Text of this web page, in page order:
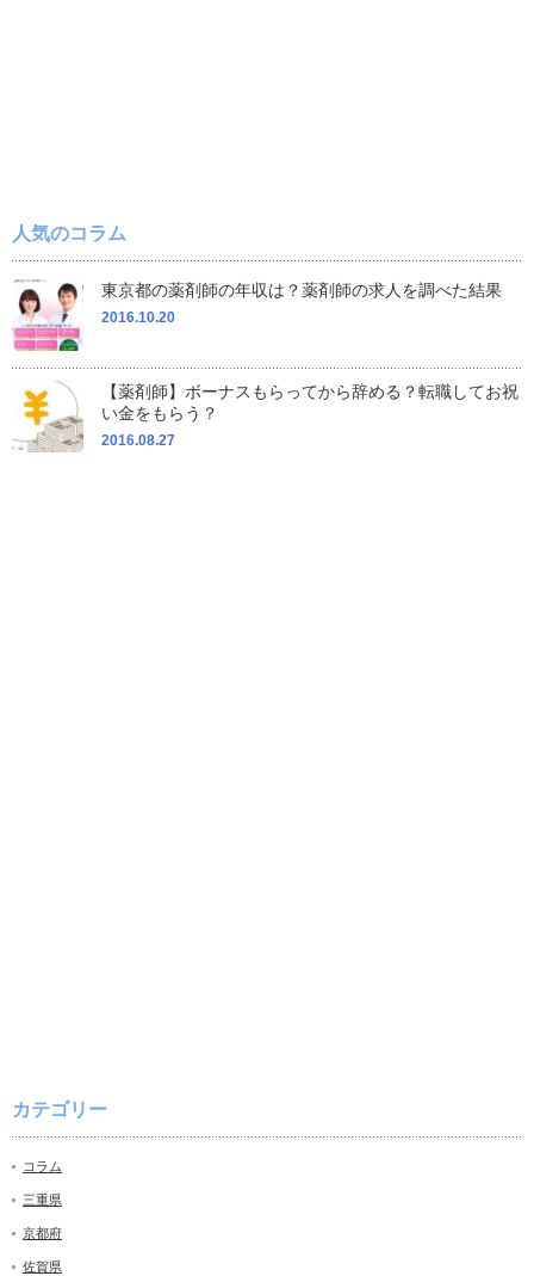
人気のコラム
東京都の薬剤師の年収は？薬剤師の求人を調べた結果
2016.10.20
【薬剤師】ボーナスもらってから辞める？転職してお祝
い金をもらう？
2016.08.27
カテゴリー
コラム
三重県
京都府
佐賀県